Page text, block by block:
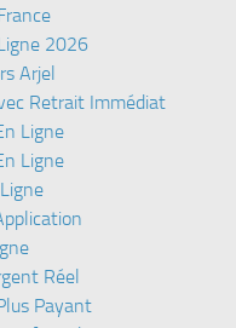
2026
Arjel
Retrait Immédiat
Ligne
Ligne
Réel
Payant